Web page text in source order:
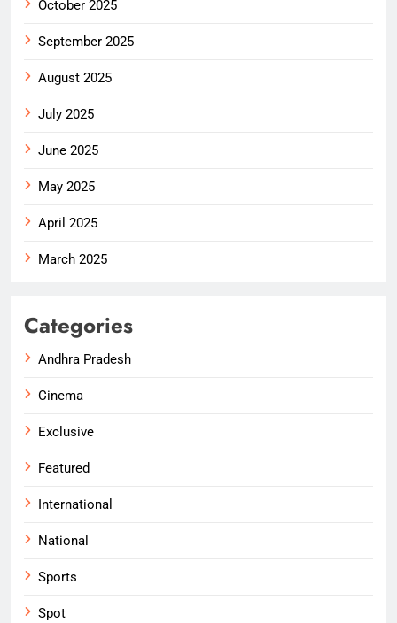
October 2025
September 2025
August 2025
July 2025
June 2025
May 2025
April 2025
March 2025
Categories
Andhra Pradesh
Cinema
Exclusive
Featured
International
National
Sports
Spot